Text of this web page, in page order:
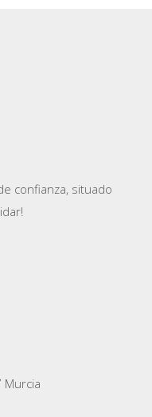
confianza, situado
Murcia